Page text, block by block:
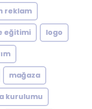
reklam
eğitimi logo
mağaza
kurulumu